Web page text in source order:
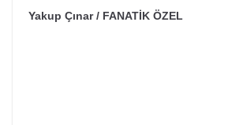
Yakup Çınar / FANATİK ÖZEL